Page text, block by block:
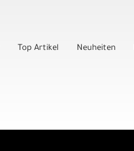
Top Artikel Neuheiten